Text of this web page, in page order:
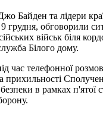
Байден та лідери
грудня, обговорили
військ біля
Білого дому.
час телефонної
прихильності
в рамках п'ятої